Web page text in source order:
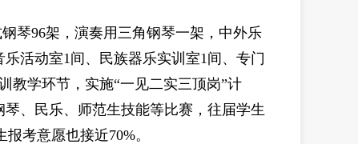
琴96架，演奏用三角钢琴一架，中外乐
乐活动室1间、民族器乐实训室1间、专门
教学环节，实施“一见二实三顶岗”计
、民乐、师范生技能等比赛，往届学生
报考意愿也接近70%。